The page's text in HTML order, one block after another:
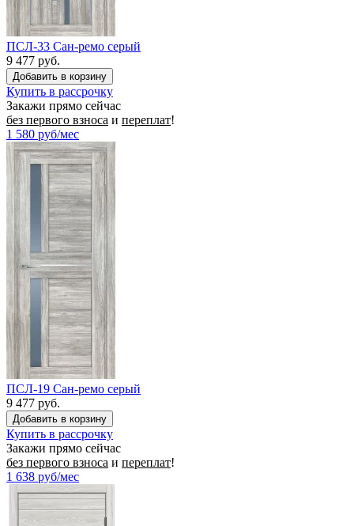
ПСЛ-33 Сан-ремо серый
9 477 руб.
Купить в рассрочку
Закажи прямо сейчас
без первого взноса и переплат!
1 580 руб/мес
ПСЛ-19 Сан-ремо серый
9 477 руб.
Купить в рассрочку
Закажи прямо сейчас
без первого взноса и переплат!
1 638 руб/мес